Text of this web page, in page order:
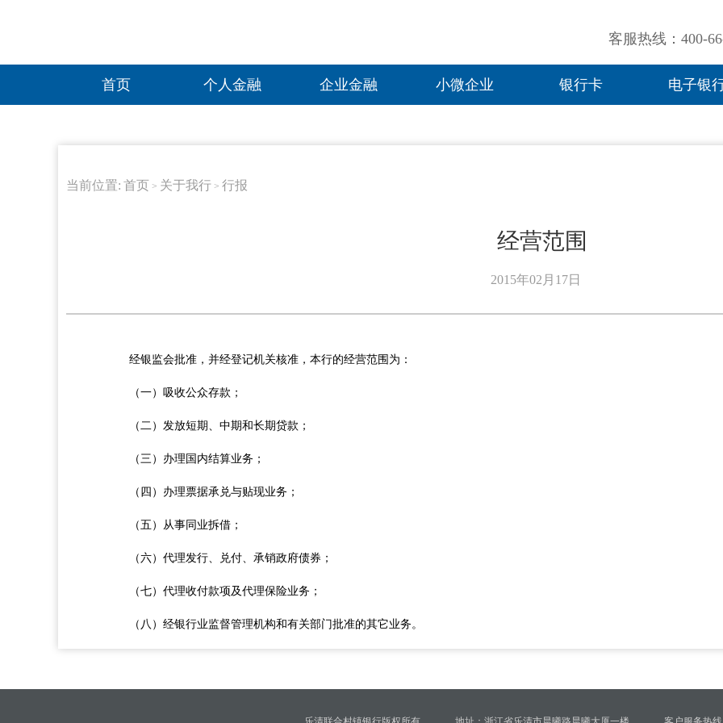
客服热线：400-
首页 个人金融 企业金融 小微企业 银行卡 电子银
当前位置: 首页 > 关于我行 > 行报
经营范围
2015年02月17日
经银监会批准，并经登记机关核准，本行的经营范围为：
（一）吸收公众存款；
（二）发放短期、中期和长期贷款；
（三）办理国内结算业务；
（四）办理票据承兑与贴现业务；
（五）从事同业拆借；
（六）代理发行、兑付、承销政府债券；
（七）代理收付款项及代理保险业务；
（八）经银行业监督管理机构和有关部门批准的其它业务。